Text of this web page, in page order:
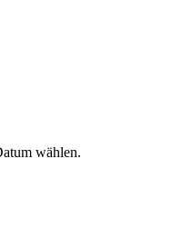
wählen.